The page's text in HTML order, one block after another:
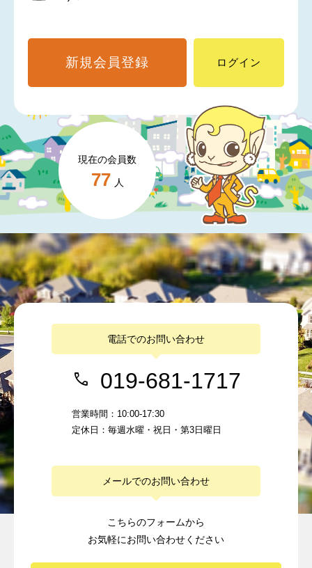
現在の会員数
77 人
新規会員登録 ログイン
電話でのお問い合わせ
019-681-1717
営業時間：10:00-17:30
定休日：毎週水曜・祝日・第3日曜日
メールでのお問い合わせ
こちらのフォームから
お気軽にお問い合わせください